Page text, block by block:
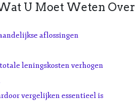
U Moet Weten Over
aflossingen
leningskosten verhogen
vergelijken essentieel is